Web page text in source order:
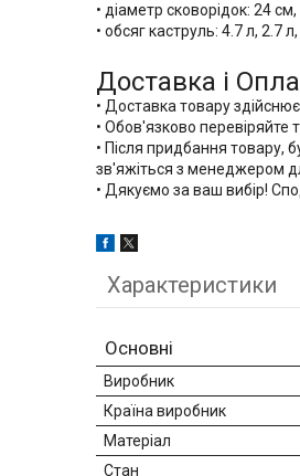
• діаметр сковорідок: 24
• обсяг каструль: 4.7 л, 2.7 л,
Доставка і
• Доставка товару
• Обов'язково перевіряйте
• Після придбання товару,
зв'яжіться з менеджером
• Дякуємо за ваш вибір!
Характеристики
Основні
Виробник
Країна виробник
Матеріал
Стан